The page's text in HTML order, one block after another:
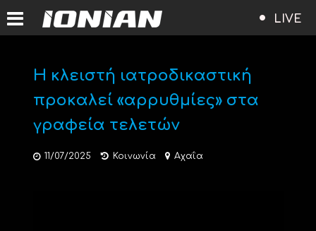
LIVE
Η κλειστή ιατροδικαστική
προκαλεί «αρρυθμίες» στα
γραφεία τελετών
11/07/2025 Κοινωνία Αχαΐα